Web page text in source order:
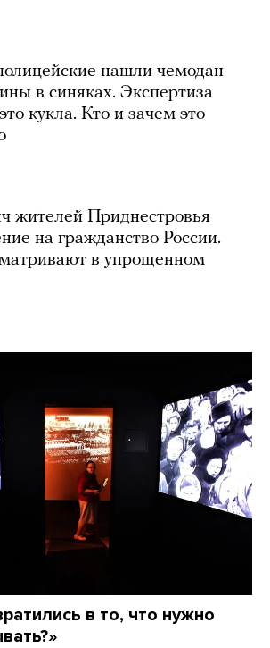
нашли чемодан
в синяках. Экспертиза
кукла. Кто и зачем это
жителей Приднестровья
на гражданство России.
в упрощенном
в то, что нужно